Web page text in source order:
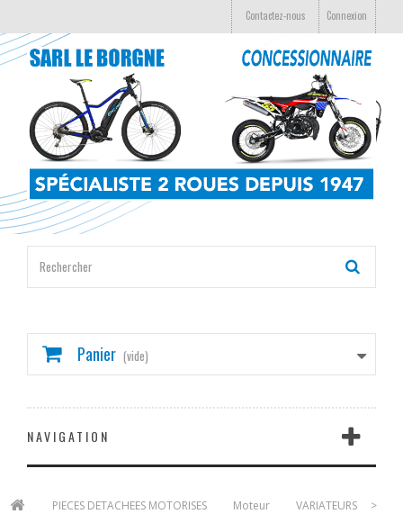
Connexion
Contactez-nous
Panier (vide)
NAVIGATION
PIECES DETACHEES MOTORISES Moteur VARIATEURS
>